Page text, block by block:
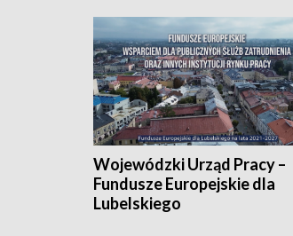
Wojewódzki Urząd Pracy –
Fundusze Europejskie dla
Lubelskiego